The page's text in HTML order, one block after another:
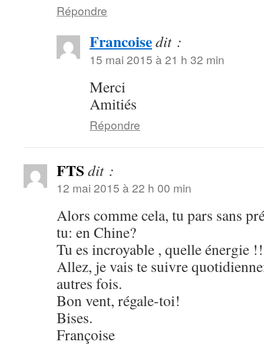
Répondre
Francoisedit :
15 mai 2015 à 21 h 32 min
Merci
Amitiés
Répondre
FTS dit :
12 mai 2015 à 22 h 00 min
Alors comme cela, tu pars sans
tu: en Chine?
Tu es incroyable , quelle énergie
Allez, je vais te suivre
autres fois.
Bon vent, régale-toi!
Bises.
Françoise